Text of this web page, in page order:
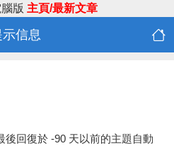
版 主頁/最新文章
示信息
回復於 -90 天以前的主題自動